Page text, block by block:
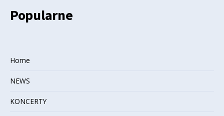
Popularne
Home
NEWS
KONCERTY